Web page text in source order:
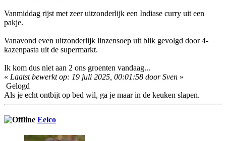
Vanmiddag rijst met zeer uitzonderlijk een Indiase curry uit een
pakje.
Vanavond even uitzonderlijk linzensoep uit blik gevolgd door 4-
kazenpasta uit de supermarkt.
Ik kom dus niet aan 2 ons groenten vandaag...
« Laatst bewerkt op: 19 juli 2025, 00:01:58 door Sven »
Gelogd
Als je echt ontbijt op bed wil, ga je maar in de keuken slapen.
Eelco